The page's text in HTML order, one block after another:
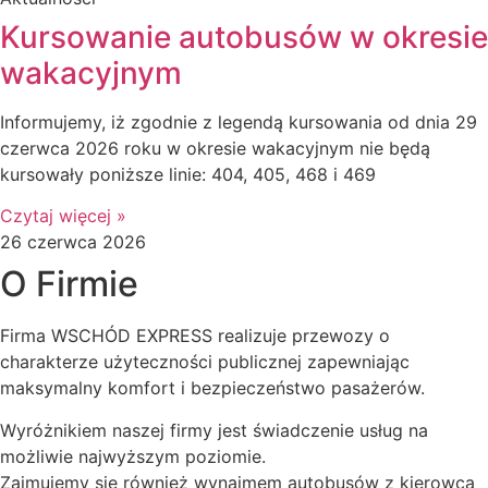
Kursowanie autobusów w okresie
wakacyjnym
Informujemy, iż zgodnie z legendą kursowania od dnia 29
czerwca 2026 roku w okresie wakacyjnym nie będą
kursowały poniższe linie: 404, 405, 468 i 469
Czytaj więcej »
26 czerwca 2026
O Firmie
Firma WSCHÓD EXPRESS realizuje przewozy o
charakterze użyteczności publicznej zapewniając
maksymalny komfort i bezpieczeństwo pasażerów.
Wyróżnikiem naszej firmy jest świadczenie usług na
możliwie najwyższym poziomie.
Zajmujemy się również wynajmem autobusów z kierowcą